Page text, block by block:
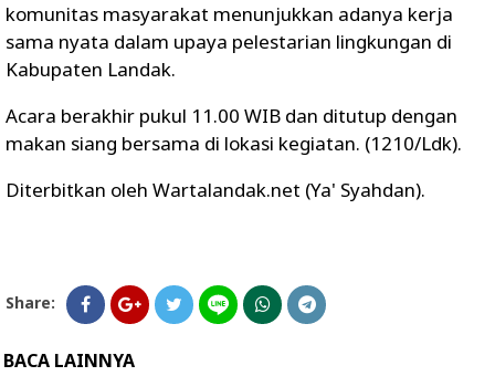
komunitas masyarakat menunjukkan adanya kerja
sama nyata dalam upaya pelestarian lingkungan di
Kabupaten Landak.
Acara berakhir pukul 11.00 WIB dan ditutup dengan
makan siang bersama di lokasi kegiatan. (1210/Ldk).
Diterbitkan oleh Wartalandak.net (Ya' Syahdan).
Share:
BACA LAINNYA